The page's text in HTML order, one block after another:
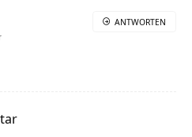
ANTWORTEN